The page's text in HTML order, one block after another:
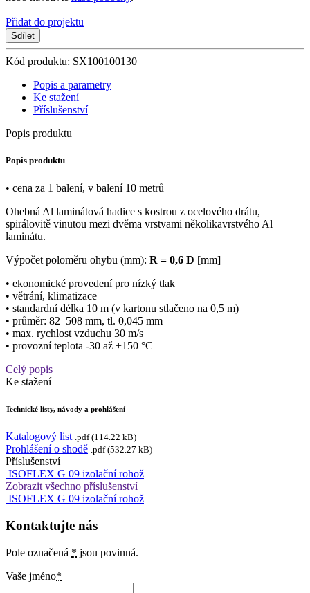
Přidat do projektu
Sdílet
Kód produktu: SX100100130
Popis a parametry
Ke stažení
Příslušenství
Popis produktu
Popis produktu
• cena za 1 balení, v balení 10 metrů
Ohebná Al laminátová hadice s kostrou z ocelového drátu,
spirálovitě vinutou mezi dvěma vrstvami několikavrstvého Al
laminátu.
Výpočet poloměru ohybu (mm): R = 0,6 D [mm]
• ekonomické provedení pro nízký tlak
• větrání, klimatizace
• standardní délka 10 m (v kartonu stlačeno na 0,5 m)
• průměr: 82–508 mm, tl. 0,045 mm
• max. rychlost vzduchu 30 m/s
• provozní teplota -30 až +150 °C
Celý popis
Ke stažení
Technické listy, návody a prohlášení
Katalogový list .pdf (114.22 kB)
Prohlášení o shodě .pdf (532.27 kB)
Příslušenství
ISOFLEX G 09 izolační rohož
Zobrazit všechno příslušenství
ISOFLEX G 09 izolační rohož
Kontaktujte nás
Pole označená * jsou povinná.
Vaše jméno*